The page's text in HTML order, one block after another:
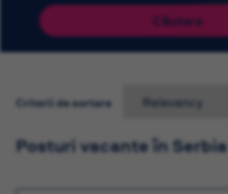
Căutare
Criterii de sortare
Posturi vacante în Serbia